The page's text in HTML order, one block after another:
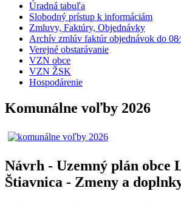
Úradná tabuľa
Slobodný prístup k informáciám
Zmluvy, Faktúry, Objednávky
Archív zmlúv faktúr objednávok do
Verejné obstarávanie
VZN obce
VZN ŽSK
Hospodárenie
Komunálne voľby 2026
Návrh - Uzemný plán obce
Štiavnica - Zmeny a